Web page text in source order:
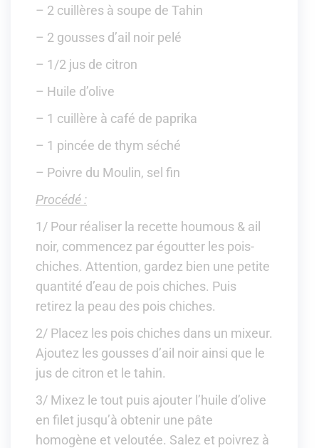
– 2 cuillères à soupe de Tahin
– 2 gousses d’ail noir pelé
– 1/2 jus de citron
– Huile d’olive
– 1 cuillère à café de paprika
– 1 pincée de thym séché
– Poivre du Moulin, sel fin
Procédé :
1/ Pour réaliser la recette houmous & ail
noir, commencez par égoutter les pois-
chiches. Attention, gardez bien une petite
quantité d’eau de pois chiches. Puis
retirez la peau des pois chiches.
2/ Placez les pois chiches dans un mixeur.
Ajoutez les gousses d’ail noir ainsi que le
jus de citron et le tahin.
3/ Mixez le tout puis ajouter l’huile d’olive
en filet jusqu’à obtenir une pâte
homogène et veloutée. Salez et poivrez à